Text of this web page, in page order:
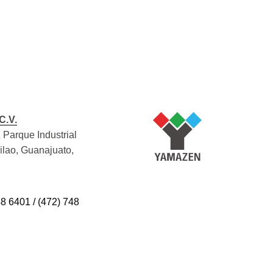
Industrial
Guanajuato,
6401 / (472) 748